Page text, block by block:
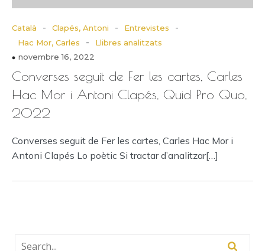
Català - Clapés, Antoni - Entrevistes -
Hac Mor, Carles -
Llibres analitzats
novembre 16, 2022
Converses seguit de Fer les cartes, Carles
Hac Mor i Antoni Clapés, Quid Pro Quo,
2022
Converses seguit de Fer les cartes, Carles Hac Mor i
Antoni Clapés Lo poètic Si tractar d’analitzar[…]